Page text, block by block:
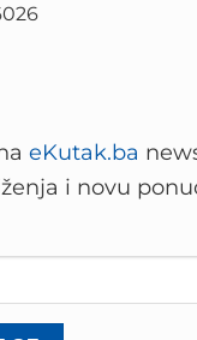
eKutak.ba
i novu